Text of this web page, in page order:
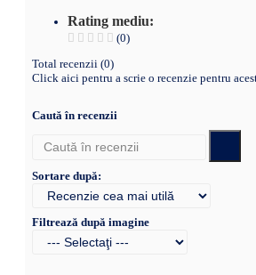
Rating mediu:
(0)
Total recenzii (0)
Click aici pentru a scrie o recenzie pentru
Caută în recenzii
Sortare după:
Filtrează după imagine